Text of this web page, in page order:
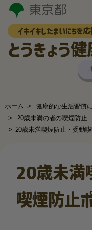
イキイキしたまいにちを応
とうきょう健
ホーム 健康的な生活習慣
20歳未満の者の喫煙防止
20歳未満喫煙防止・受動
20歳未満
喫煙防止ポ